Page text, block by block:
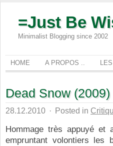
=Just Be
Minimalist Blogging since 2002
HOME A PROPOS ..
Dead Snow
28.12.2010 · Posted in
Hommage très appuyé et
empruntant volontiers les